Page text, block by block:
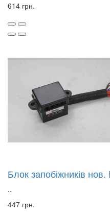
614 грн.
Блок запобіжників
..
447 грн.